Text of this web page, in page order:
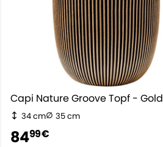
Capi Nature Groove Topf - Gold
34 cm 35 cm
8499 €